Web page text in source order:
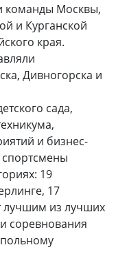
команды Москвы,
и Курганской
края.
Дивногорска и
сада,
и бизнес-
спортсмены
19
17
лучшим из лучших
соревнования